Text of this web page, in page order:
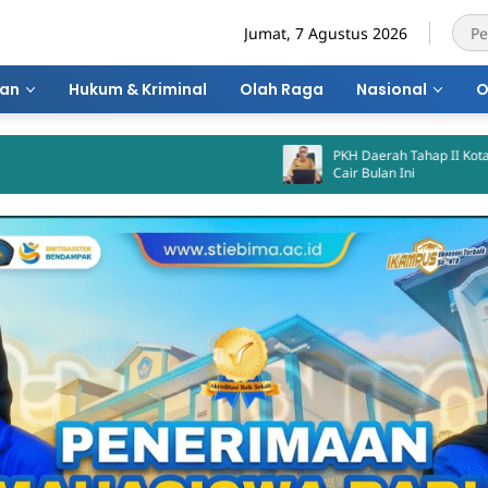
Jumat, 7 Agustus 2026
Hukum & Kriminal Olah Raga Nasional
PKH Daerah Tahap II Kota Bima Dijadwalkan
Cair Bulan Ini